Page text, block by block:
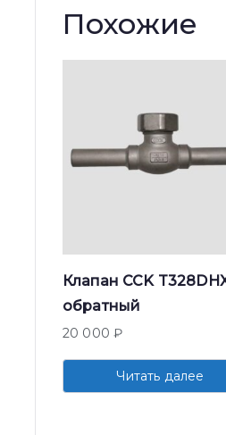
Похожие
Клапан CCK
обратный
20 000₽
Читать далее